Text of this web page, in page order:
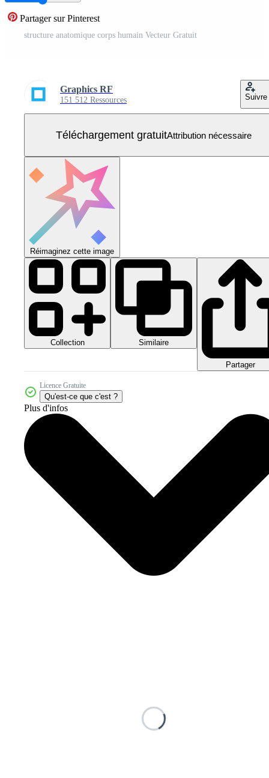
Partager sur Pinterest
structure anatomique corps humain Vecteur Gratuit
Graphics RF
151 512 Ressources Suivre
Téléchargement gratuitAttribution nécessaire
Réimaginez cette image
Collection Similaire
Partager
Licence Gratuite
Qu'est-ce que c'est ?
Plus d'infos